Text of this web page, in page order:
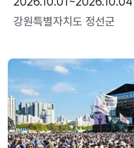
강원특별자치도 정선군